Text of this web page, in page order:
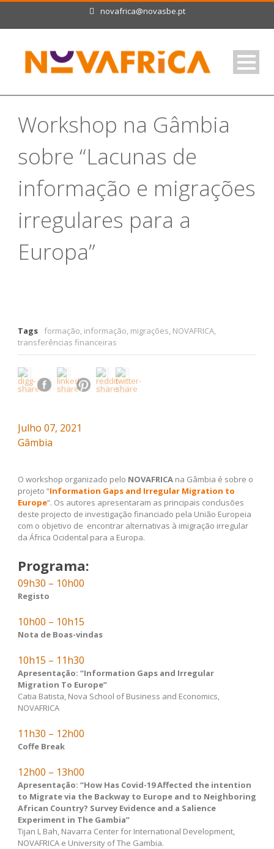
novafrica@novasbe.pt
Workshop na Gâmbia
sobre “Lacunas de
informação e migrações
irregulares para a
Europa”
Tags formação, informação, migrações, NOVAFRICA,
transferências financeiras
Julho 07, 2021
Gâmbia
O workshop organizado pelo NOVAFRICA na Gâmbia é sobre o
projeto “Information Gaps and Irregular Migration to
Europe“. Os autores apresentaram as principais conclusões
deste projecto de investigação financiado pela União Europeia
com o objetivo de encontrar alternativas à imigração irregular
da África Ocidental para a Europa.
Programa:
09h30 – 10h00
Registo
10h00 – 10h15
Nota de Boas-vindas
10h15 – 11h30
Apresentação: “Information Gaps and Irregular
Migration To Europe”
Catia Batista, Nova School of Business and Economics,
NOVAFRICA
11h30 – 12h00
Coffe Break
12h00 – 13h00
Apresentação: “How Has Covid-19 Affected the intention
to Migrate via the Backway to Europe and to Neighboring
African Country? Survey Evidence and a Salience
Experiment in The Gambia”
Tijan L Bah, Navarra Center for International Development,
NOVAFRICA e University of The Gambia.